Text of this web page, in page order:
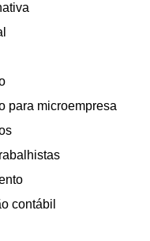
para microempresa
contábil